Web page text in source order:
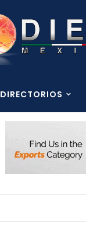
DIRECTORIOS